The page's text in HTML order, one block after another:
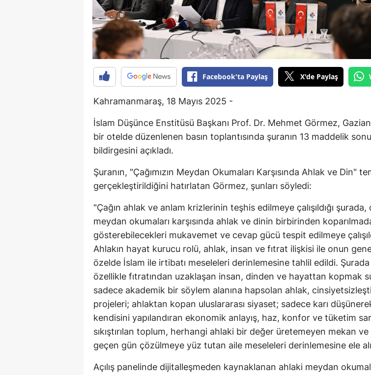
Bursa
Çanakkale
Çankırı
Çorum
Diyarbakır
Edirne
Erzincan
Erzurum
Eskişehir
Gaziantep
Giresun
Gümüşhane
Hakkari
Hatay
Isparta
Mersin
Facebook'ta Paylaş X'de Paylaş
Kahramanmaraş, 18 Mayıs 2025 -
İslam Düşünce Enstitüsü Başkanı Prof. Dr. Mehmet Görmez,
bir otelde düzenlenen basın toplantısında şuranın 13 maddelik
bildirgesini açıkladı.
Şuranın, "Çağımızın Meydan Okumaları Karşısında Ahlak ve Din"
gerçekleştirildiğini hatırlatan Görmez, şunları söyledi:
"Çağın ahlak ve anlam krizlerinin teşhis edilmeye çalışıldığı şurada,
meydan okumaları karşısında ahlak ve dinin birbirinden
gösterebilecekleri mukavemet ve cevap gücü tespit edilmeye
Ahlakın hayat kurucu rolü, ahlak, insan ve fıtrat ilişkisi ile onun
özelde İslam ile irtibatı meseleleri derinlemesine tahlil edildi. Şurada
özellikle fıtratından uzaklaşan insan, dinden ve hayattan kopmak
sadece akademik bir söylem alanına hapsolan ahlak,
projeleri; ahlaktan kopan uluslararası siyaset; sadece karı
kendisini yapılandıran ekonomik anlayış, haz, konfor ve tüketim
sıkıştırılan toplum, herhangi ahlaki bir değer üretemeyen mekan
geçen gün çözülmeye yüz tutan aile meseleleri derinlemesine ele
Açılış panelinde dijitalleşmeden kaynaklanan ahlaki meydan